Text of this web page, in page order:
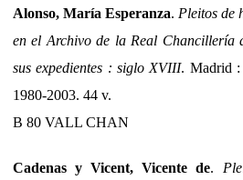
Alonso, María Esperanza. Pleitos de
en el Archivo de la Real Chancillería
sus expedientes : siglo XVIII. Madrid :
1980-2003. 44 v.
B 80 VALL CHAN
Cadenas y Vicent, Vicente de.